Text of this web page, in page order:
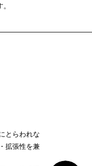
とらわれな
拡張性を兼